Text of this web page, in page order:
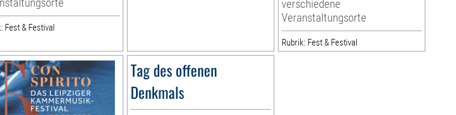
Fest & Festival
verschiedene
Veranstaltungsorte
Rubrik: Fest & Festival
Tag des offenen
Denkmals